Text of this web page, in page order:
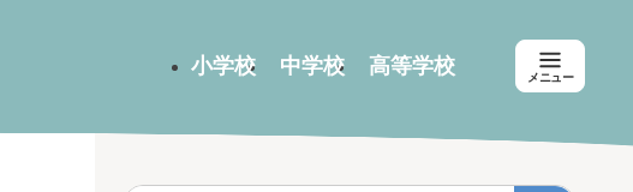
小学校 中学校 高等学校 メニュー